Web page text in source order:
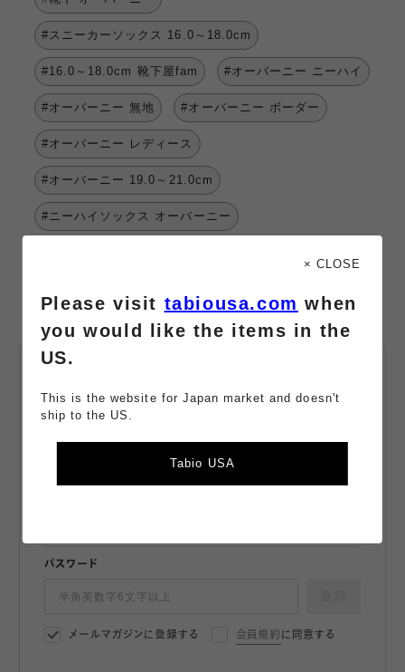
#スニーカーソックス 16.0～18.0cm
#16.0～18.0cm 靴下屋fam #オーバーニー ニーハイ
#オーバーニー 無地 #オーバーニー ボーダー
#オーバーニー レディース
#オーバーニー 19.0～21.0cm
#ニーハイソックス オーバーニー
メールマガジン登録
購入でポイント獲得。会員は110円（税込）購入で+1ポイント獲
パスワード
メールマガジンに登録する 会員規約 に同意する
× CLOSE
Please visit tabiousa.com when
you would like the items in the
US.
This is the website for Japan market and doesn't
ship to the US.
Tabio USA